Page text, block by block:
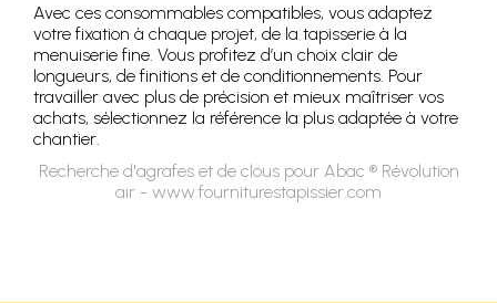
Avec ces consommables compatibles, vous adaptez
votre fixation à chaque projet, de la tapisserie à la
menuiserie fine. Vous profitez d’un choix clair de
longueurs, de finitions et de conditionnements. Pour
travailler avec plus de précision et mieux maîtriser vos
achats, sélectionnez la référence la plus adaptée à votre
chantier.
Recherche d'agrafes et de clous pour Abac ® Révolution
air - www.fourniturestapissier.com